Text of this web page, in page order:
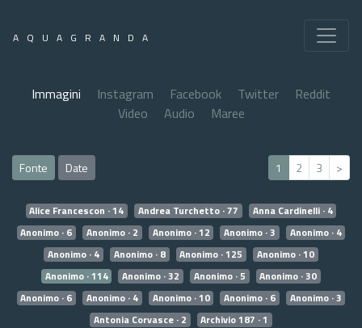
AQUAGRANDA
Immagini Instagram Facebook Twitter
Reddit
Video
Audio Maree
Fonte Date 1 2 3 >
Alice Francescon · 14 Andrea Turchetto · 77
Anna Cardinelli · 4
Anonimo · 6
Anonimo · 2 Anonimo · 12 Anonimo · 3
Anonimo · 4
Anonimo · 4
Anonimo · 8 Anonimo · 125
Anonimo · 10
Anonimo · 114
Anonimo · 32 Anonimo · 5
Anonimo · 30
Anonimo · 6
Anonimo · 4 Anonimo · 10 Anonimo · 6
Anonimo · 3
Antonia Corvasce · 2
Archivio 187 · 1